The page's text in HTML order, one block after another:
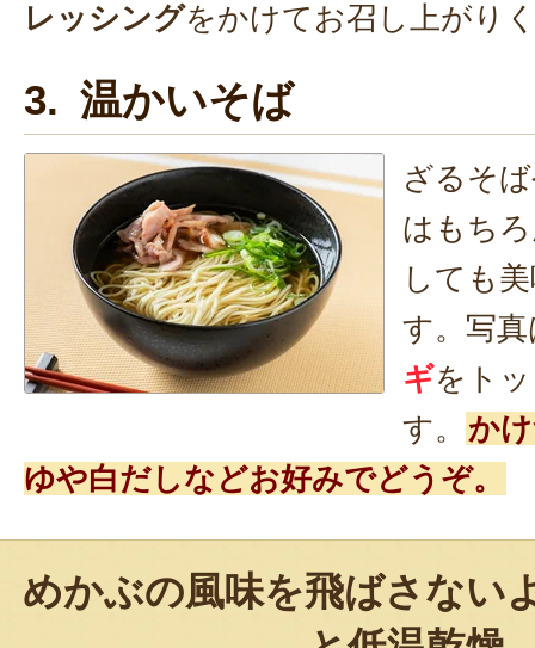
レッシングをかけてお召し上がり
3. 温かいそば
ざるそ
はもち
しても
す。写
ギをト
す。
か
ゆや白だしなどお好みでどうぞ。
めかぶの風味を飛ばさない